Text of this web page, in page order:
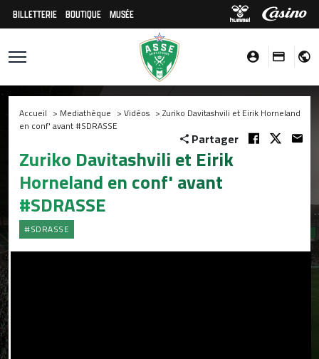
BILLETTERIE BOUTIQUE MUSÉE
Accueil > Mediathèque > Vidéos > Zuriko Davitashvili et Eirik Horneland
en conf' avant #SDRASSE
Partager
Zuriko Davitashvili et Eirik
Horneland en conf' avant
#SDRASSE
#SDRASSE